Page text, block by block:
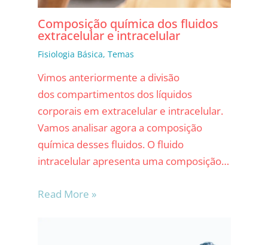
Composição química dos fluidos
extracelular e intracelular
Fisiologia Básica, Temas
Vimos anteriormente a divisão
dos compartimentos dos líquidos
corporais em extracelular e intracelular.
Vamos analisar agora a composição
química desses fluidos. O fluido
intracelular apresenta uma composição…
Read More »